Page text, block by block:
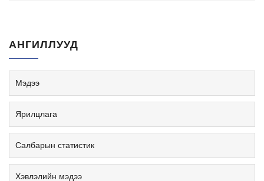
АНГИЛЛУУД
Мэдээ
Ярилцлага
Салбарын статистик
Хэвлэлийн мэдээ